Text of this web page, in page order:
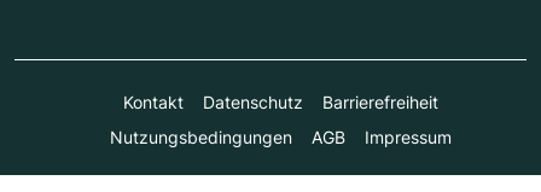
Kontakt Datenschutz
Barrierefreiheit
Nutzungsbedingungen
AGB Impressum